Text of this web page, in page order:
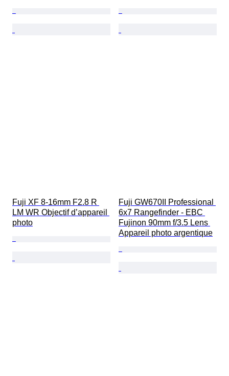
Fuji XF 8-16mm F2.8 R
LM WR Objectif d’appareil
photo
Fuji GW670II Professional
6x7 Rangefinder - EBC
Fujinon 90mm f/3.5 Lens
Appareil photo argentique